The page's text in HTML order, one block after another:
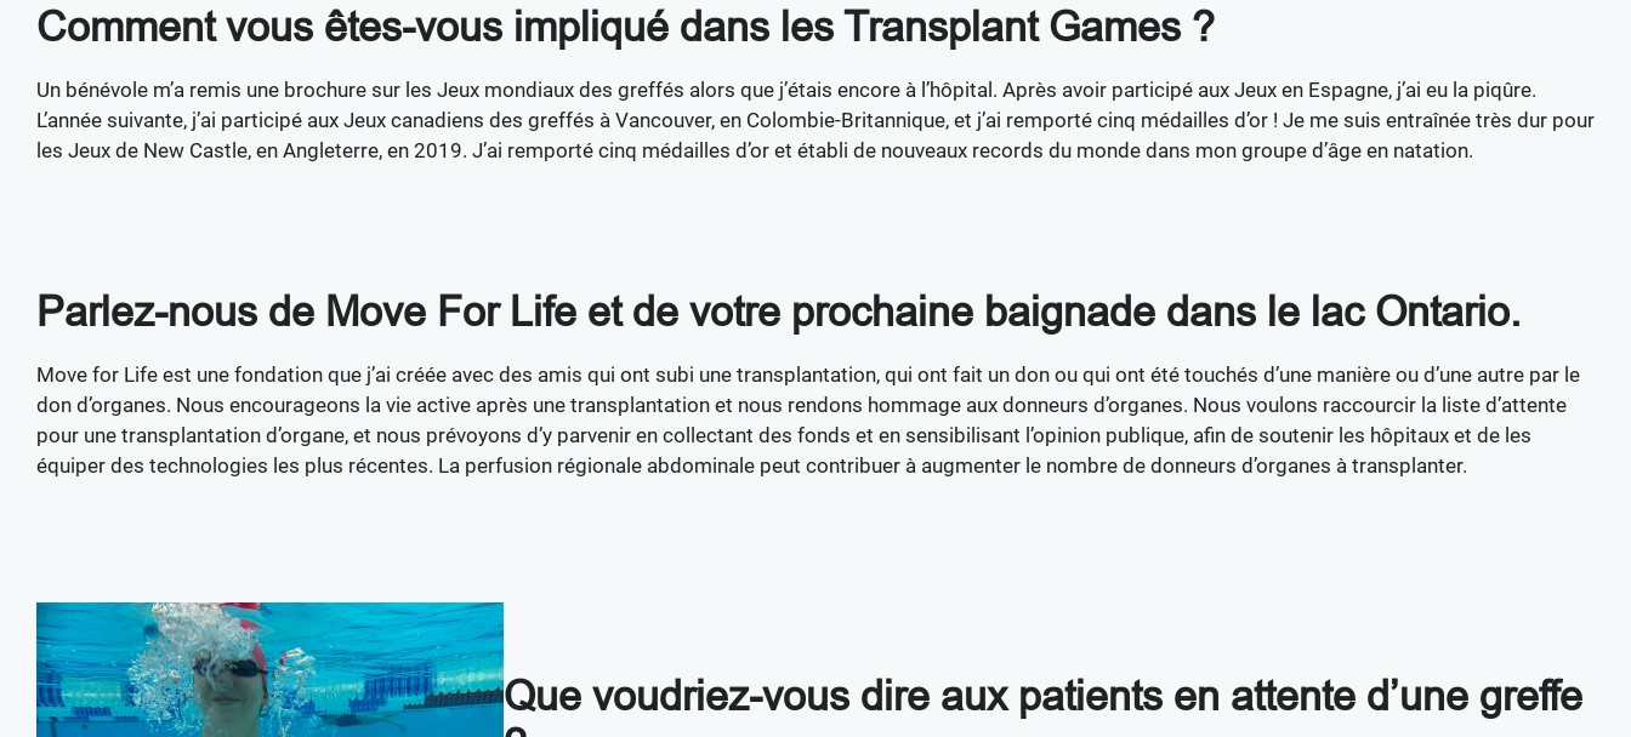
Comment vous êtes-vous impliqué dans les Transplant Games ?
Un bénévole m’a remis une brochure sur les Jeux mondiaux des greffés alors que j’étais encore à l’hôpital. Après avoir participé aux Jeux en Espagne, j’ai eu la piqûre.
L’année suivante, j’ai participé aux Jeux canadiens des greffés à Vancouver, en Colombie-Britannique, et j’ai remporté cinq médailles d’or ! Je me suis entraînée très dur pour
les Jeux de New Castle, en Angleterre, en 2019. J’ai remporté cinq médailles d’or et établi de nouveaux records du monde dans mon groupe d’âge en natation.
Parlez-nous de Move For Life et de votre prochaine baignade dans le lac Ontario.
Move for Life est une fondation que j’ai créée avec des amis qui ont subi une transplantation, qui ont fait un don ou qui ont été touchés d’une manière ou d’une autre par le
don d’organes. Nous encourageons la vie active après une transplantation et nous rendons hommage aux donneurs d’organes. Nous voulons raccourcir la liste d’attente
pour une transplantation d’organe, et nous prévoyons d’y parvenir en collectant des fonds et en sensibilisant l’opinion publique, afin de soutenir les hôpitaux et de les
équiper des technologies les plus récentes. La perfusion régionale abdominale peut contribuer à augmenter le nombre de donneurs d’organes à transplanter.
Que voudriez-vous dire aux patients en attente d’une greffe